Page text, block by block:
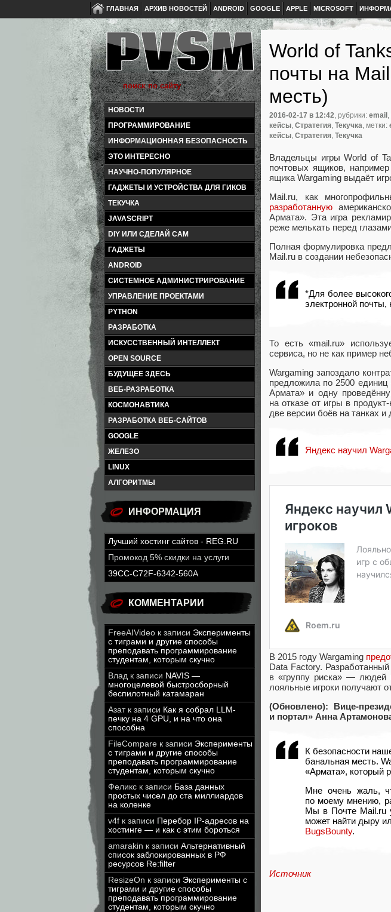
ГЛАВНАЯ АРХИВ НОВОСТЕЙ ANDROID GOOGLE APPLE MICROSOFT
НОВОСТИ
ПРОГРАММИРОВАНИЕ
ИНФОРМАЦИОННАЯ БЕЗОПАСНОСТЬ
ЭТО ИНТЕРЕСНО
НАУЧНО-ПОПУЛЯРНОЕ
ГАДЖЕТЫ И УСТРОЙСТВА ДЛЯ ГИКОВ
ТЕКУЧКА
JAVASCRIPT
DIY ИЛИ СДЕЛАЙ САМ
ГАДЖЕТЫ
ANDROID
СИСТЕМНОЕ АДМИНИСТРИРОВАНИЕ
УПРАВЛЕНИЕ ПРОЕКТАМИ
PYTHON
РАЗРАБОТКА
ИСКУССТВЕННЫЙ ИНТЕЛЛЕКТ
OPEN SOURCE
БУДУЩЕЕ ЗДЕСЬ
ВЕБ-РАЗРАБОТКА
КОСМОНАВТИКА
РАЗРАБОТКА ВЕБ-САЙТОВ
GOOGLE
ЖЕЛЕЗО
LINUX
АЛГОРИТМЫ
ИНФОРМАЦИЯ
Лучший хостинг сайтов - REG.RU
Промокод 5% скидки на услуги
39CC-C72F-6342-560A
КОММЕНТАРИИ
FreeAIVideo к записи Эксперименты
с тиграми и другие способы
преподавать программирование
студентам, которым скучно
Влад к записи NAVIS —
многоцелевой быстросборный
беспилотный катамаран
Азатк записи Как я собрал LLM-
печку на 4 GPU, и на что она
способна
FileCompare к записи Эксперименты
с тиграми и другие способы
преподавать программирование
студентам, которым скучно
Феликс к записи База данных
простых чисел до ста миллиардов
на коленке
v4f к записи Перебор IP-адресов на
хостинге — и как с этим бороться
amarakin к записи Альтернативный
список заблокированных в РФ
ресурсов Re:filter
ResizeOn к записи Эксперименты с
тиграми и другие способы
преподавать программирование
студентам, которым скучно
World of
почты на
месть)
2016-02-17 в 12:42, рубрики: email ,
кейсы, Стратегия, Текучка, метки:
кейсы, Стратегия, Текучка
Владельцы игры World of
почтовых ящиков,
ящика Wargaming выдаёт
Mail.ru, как
разработанную
Армата». Эта игра
реже мелькать перед
Полная формулировка
Mail.ru в создании
*Для более
электронной почты,
То есть «mail.ru»
сервиса, но не как пример
Wargaming запоздало
предложила по 2500 единиц
Армата» и одну
на отказе от игры в продукт-
две версии боёв на танках и
Яндекс научил
В 2015 году Wargaming
Data Factory.
в «группу риска» — людей
лояльные игроки получают
(Обновлено): Вице-
и портал» Анна
К безопасности
банальная месть.
«Армата», который
Мне очень жаль,
по моему мнению,
Мы в Почте Mail.ru
может найти дыру
BugsBounty.
Источник